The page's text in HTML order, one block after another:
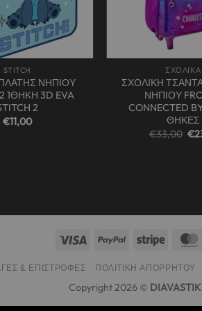
STITCH
ΝΗΠΙΟΥ
1ΘΗΚΗ 3D EVA
2
€11,00
ΣΧΟΛΙΚΑ
ΣΧΟΛΙΚΗ
ΝΗΠΙΟΥ
CONNECTED
ΘΗΚΕΣ
€33,00 €
& ΕΠΙΣΤΡΟΦΈΣ ΠΟΛΙΤΙΚΉ ΑΠΟΡΡΉΤΟΥ
Copyright 2026 ©